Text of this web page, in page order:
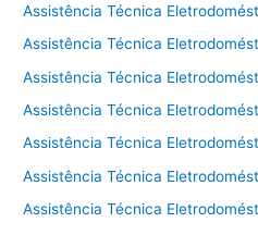
Assistência Técnica
Assistência Técnica
Assistência Técnica
Assistência Técnica
Assistência Técnica
Assistência Técnica
Assistência Técnica